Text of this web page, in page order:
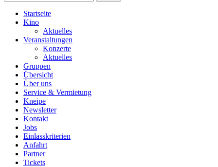
Startseite
Kino
Aktuelles
Veranstaltungen
Konzerte
Aktuelles
Gruppen
Übersicht
Über uns
Service & Vermietung
Kneipe
Newsletter
Kontakt
Jobs
Einlasskriterien
Anfahrt
Partner
Tickets